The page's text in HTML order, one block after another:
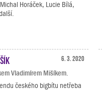
Horáček, Lucie Bílá,
6. 3. 2020
Vladimírem Mišíkem.
českého bigbítu netřeba